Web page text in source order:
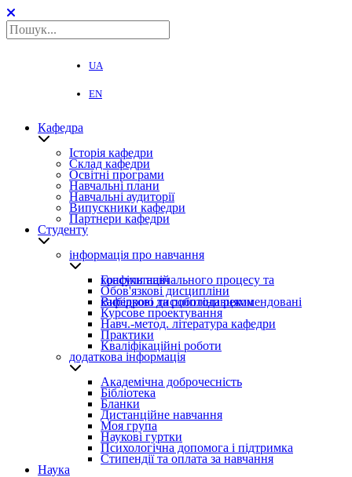
UA
EN
Кафедра
Історія кафедри
Склад кафедри
Освітні програми
Навчальні плани
Навчальні аудиторії
Випускники кафедри
Партнери кафедри
Студенту
інформація про навчання
Графіки навчального процесу та консультацій
Обов'язкові дисципліни
Вибіркові дисципліни рекомендовані кафедрою та роботодавцями
Курсове проектування
Навч.-метод. література кафедри
Практики
Кваліфікаційні роботи
додаткова інформація
Академічна доброчесність
Бібліотека
Бланки
Дистанційне навчання
Моя група
Наукові гуртки
Психологічна допомога і підтримка
Стипендії та оплата за навчання
Наука